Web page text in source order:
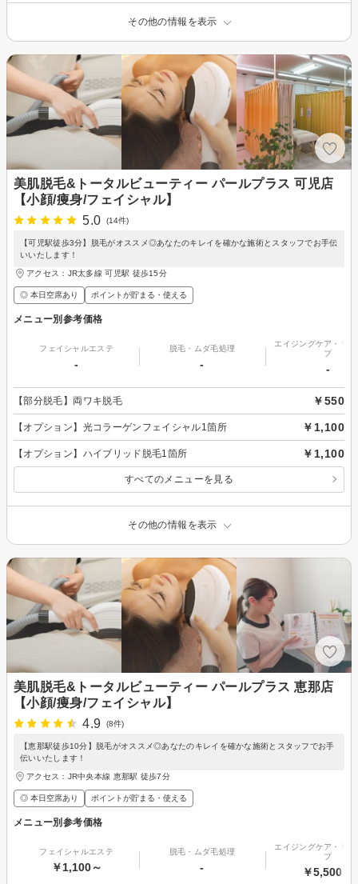
その他の情報を表示
美肌脱毛&トータルビューティー パールプラス 可児店
【小顔/痩身/フェイシャル】
5.0
(14件)
【可児駅徒歩3分】脱毛がオススメ◎あなたのキレイを確かな施術とスタッフでお手伝
いいたします！
アクセス：JR太多線 可児駅 徒歩15分
◎ 本日空席あり ポイントが貯まる・使える
メニュー別参考価格
フェイシャルエステ
-
脱毛・ムダ毛処理
-
エイジングケア・リ
プ
-
【部分脱毛】両ワキ脱毛 ￥550
【オプション】光コラーゲンフェイシャル1箇所 ￥1,100
【オプション】ハイブリッド脱毛1箇所 ￥1,100
すべてのメニューを見る
その他の情報を表示
美肌脱毛&トータルビューティー パールプラス 恵那店
【小顔/痩身/フェイシャル】
4.9
(8件)
【恵那駅徒歩10分】脱毛がオススメ◎あなたのキレイを確かな施術とスタッフでお手
伝いいたします！
アクセス：JR中央本線 恵那駅 徒歩7分
◎ 本日空席あり ポイントが貯まる・使える
メニュー別参考価格
フェイシャルエステ
￥1,100～
脱毛・ムダ毛処理
-
エイジングケア・リ
プ
￥5,500～